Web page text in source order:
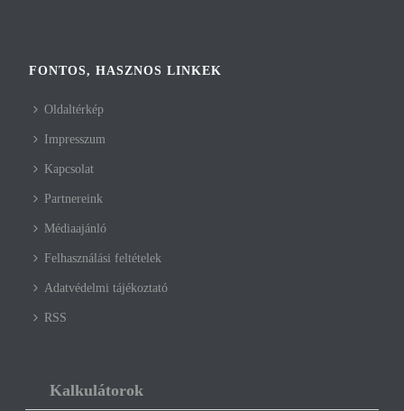
FONTOS, HASZNOS LINKEK
Oldaltérkép
Impresszum
Kapcsolat
Partnereink
Médiaajánló
Felhasználási feltételek
Adatvédelmi tájékoztató
RSS
Kalkulátorok